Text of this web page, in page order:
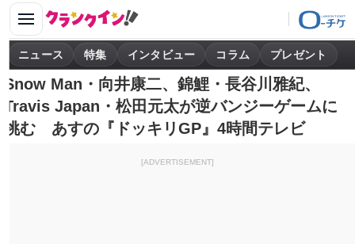
ニュース 特集 インタビュー コラム プレゼント
Snow Man・向井康二、錦鯉・長谷川雅紀、
Travis Japan・松田元太が逆バンジーゲームに
挑む あすの『ドッキリGP』4時間テレビ
[ADVERTISEMENT]